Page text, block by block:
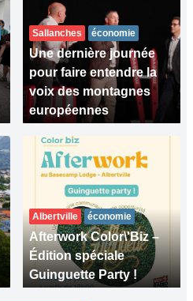
Sallanches économie
Une dernière journée
pour faire entendre la
voix des montagnes
européennes
Albertville économie
Afterwork Color\'Biz –
Édition spéciale
Guinguette Party !